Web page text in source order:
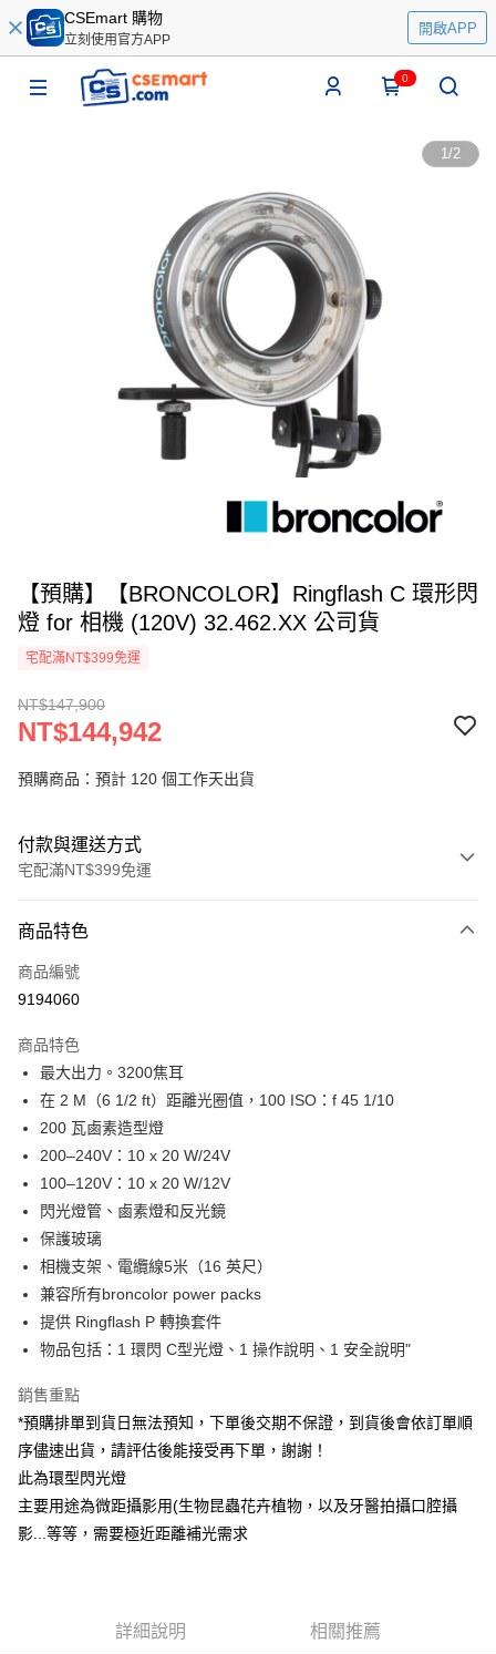
CSEmart 購物
立刻使用官方APP
開啟APP
0
1/2
【預購】【BRONCOLOR】Ringflash C 環形閃
燈 for 相機 (120V) 32.462.XX 公司貨
宅配滿NT$399免運
NT$147,900
NT$144,942
預購商品：預計 120 個工作天出貨
付款與運送方式
宅配滿NT$399免運
信用卡一次付款
信用卡分期付款
合作金庫商業銀行
華南商業銀行
上海商業儲蓄銀行
台北富邦商業銀行
國泰世華商業銀行
臺灣中小企業銀行
元大商業銀行
玉山商業銀行
台新國際商業銀行
台灣樂天信用卡公司
6 期 0 利率 每期
華南商業銀行
上海商業儲蓄銀行
國泰世華商業銀行
臺灣中小企業銀行
匯豐（台灣）商業銀行
聯邦商業銀行
元大商業銀行
玉山商業銀行
台新國際商業銀行
台灣樂天信用卡公司
12 期 0 利率 每期 NT$12,078
合作金庫商業銀行
國泰世華商業銀行
臺灣中小企業銀行
匯豐（台灣）商業銀行
聯邦商業銀行
元大商業銀行
玉山商業銀行
台新國際商業銀行
台灣樂天信用卡公司
LINE Pay
街口支付
悠遊付
Google Pay
全支付
AFTEE先享後付
相關說明
AFTEE先享後付是「在收到商品之後才付款」的支付方式。 讓您購物簡單
便利好安心！
１．簡單：不需註冊會員、不需綁卡、不需儲值。
２．便利：只要手機號碼，簡訊認證，即可結帳。
１．於結帳方式選擇「AFTEE先享後付」後，將跳轉至「AFTEE先享後付」
ATM付款
運送方式
付款後門市自取
商品特色
商品編號
9194060
商品特色
最大出力。3200焦耳
在 2 M（6 1/2 ft）距離光圈值，100 ISO：f 45 1/10
200 瓦鹵素造型燈
200–240V：10 x 20 W/24V
100–120V：10 x 20 W/12V
閃光燈管、鹵素燈和反光鏡
保護玻璃
相機支架、電纜線5米（16 英尺）
兼容所有broncolor power packs
提供 Ringflash P 轉換套件
物品包括：1 環閃 C型光燈、1 操作說明、1 安全說明"
銷售重點
*預購排單到貨日無法預知，下單後交期不保證，到貨後會依訂單順
序儘速出貨，請評估後能接受再下單，謝謝！
此為環型閃光燈
主要用途為微距攝影用(生物昆蟲花卉植物，以及牙醫拍攝口腔攝
影...等等，需要極近距離補光需求
詳細說明 相關推薦